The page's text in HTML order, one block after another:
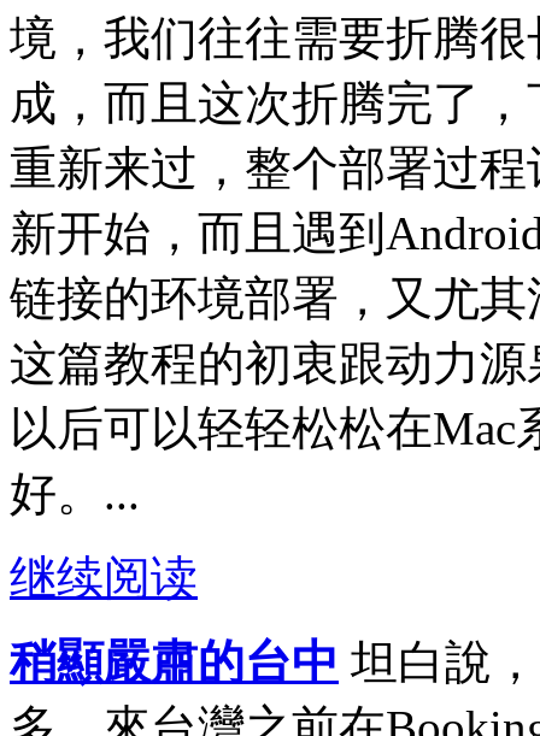
境，我们往往需要折腾
成，而且这次折腾完了
重新来过，整个部署过
新开始，而且遇到
链接的环境部署，又尤
这篇教程的初衷跟动力
以后可以轻轻松松在
好。...
继续阅读
稍顯嚴肅的台中 坦白說